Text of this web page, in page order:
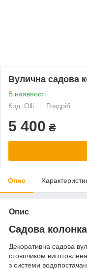
Вулична садова
В наявності
Код: Olli
Роздріб
5 400 ₴
Опис
Опис
Садова
Декоративна садова
стовпчиком
з системи